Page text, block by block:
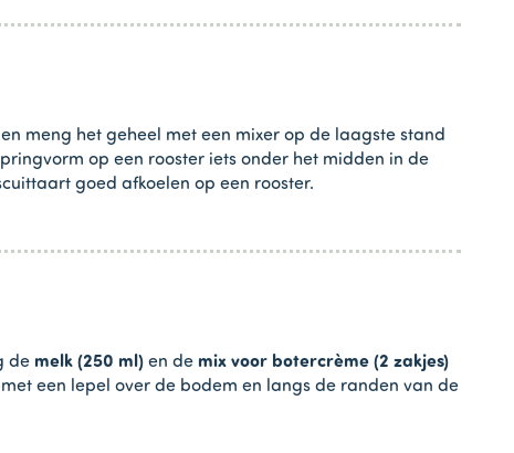
meng het geheel met een mixer op de laagste stand
op een rooster iets onder het midden in de
goed afkoelen op een rooster.
de melk (250 ml) en de mix voor botercrème (2 zakjes)
een lepel over de bodem en langs de randen van de